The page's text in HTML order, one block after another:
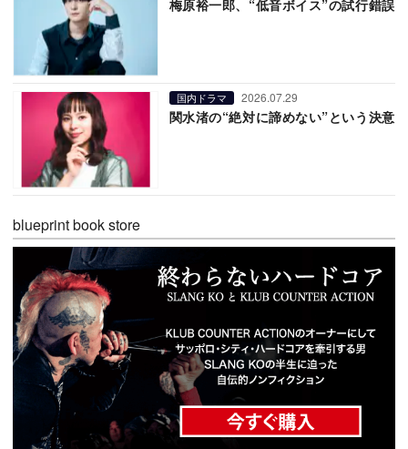
梅原裕一郎、“低音ボイス”の試行錯誤
国内ドラマ 2026.07.29
関水渚の“絶対に諦めない”という決意
blueprint book store